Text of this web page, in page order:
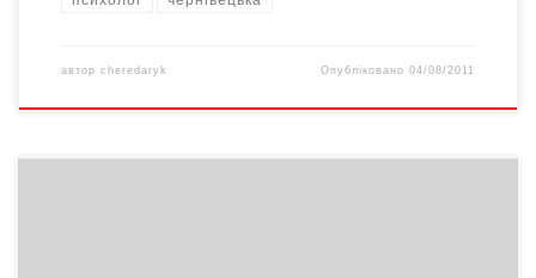
автор cheredaryk Опубліковано04/08/2011